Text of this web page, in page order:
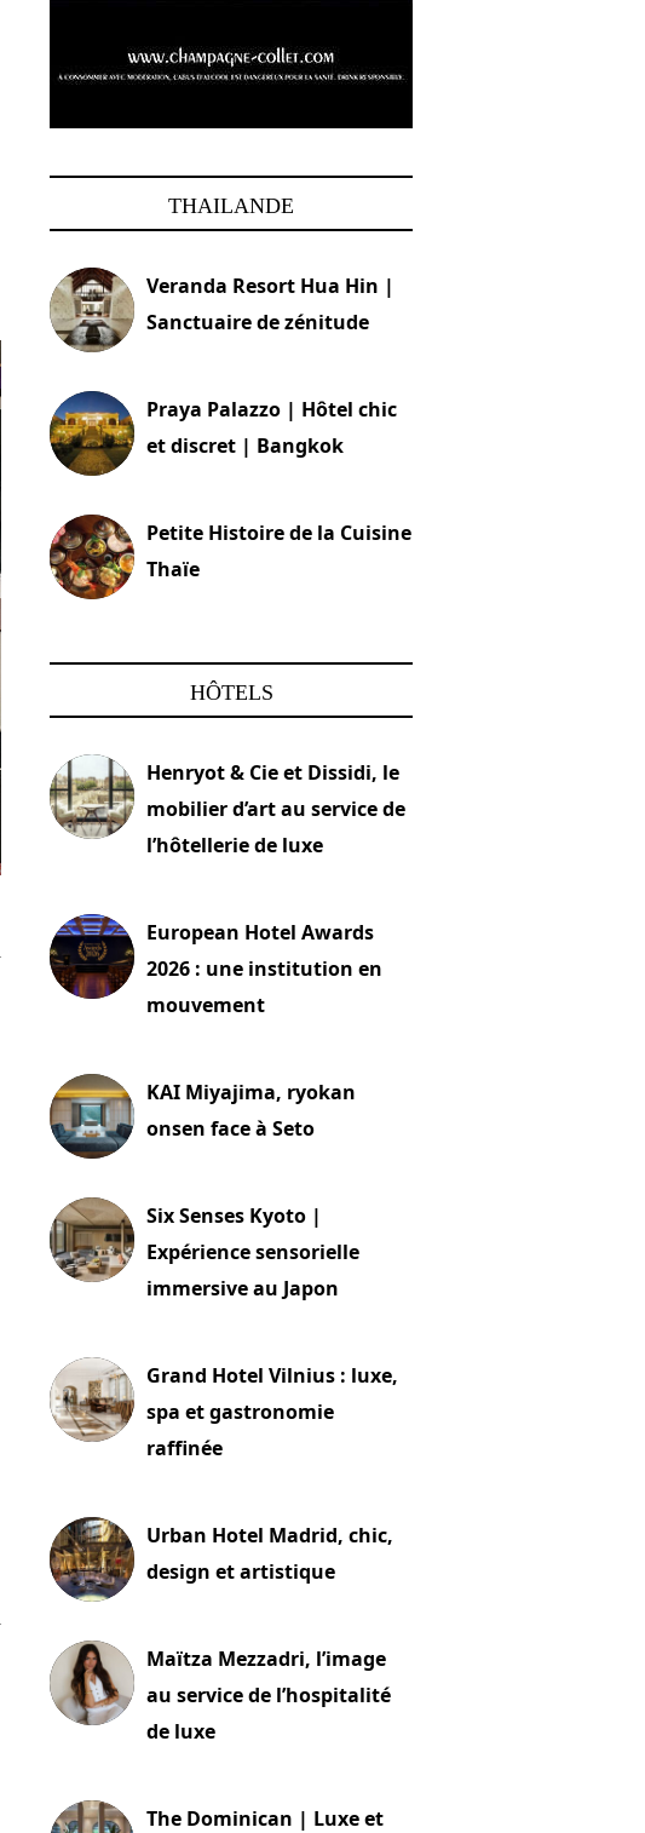
THAILANDE
Veranda Resort Hua Hin |
Sanctuaire de zénitude
Praya Palazzo | Hôtel chic
et discret | Bangkok
Petite Histoire de la Cuisine
Thaïe
HÔTELS
Henryot & Cie et Dissidi, le
mobilier d’art au service de
l’hôtellerie de luxe
European Hotel Awards
2026 : une institution en
mouvement
KAI Miyajima, ryokan
onsen face à Seto
Six Senses Kyoto |
Expérience sensorielle
immersive au Japon
Grand Hotel Vilnius : luxe,
spa et gastronomie
raffinée
Urban Hotel Madrid, chic,
design et artistique
Maïtza Mezzadri, l’image
au service de l’hospitalité
de luxe
The Dominican | Luxe et